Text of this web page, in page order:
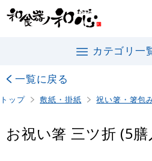
カテゴリ一
一覧に戻る
トップ 敷紙・掛紙 祝い箸・箸包
お祝い箸 三ツ折 (5